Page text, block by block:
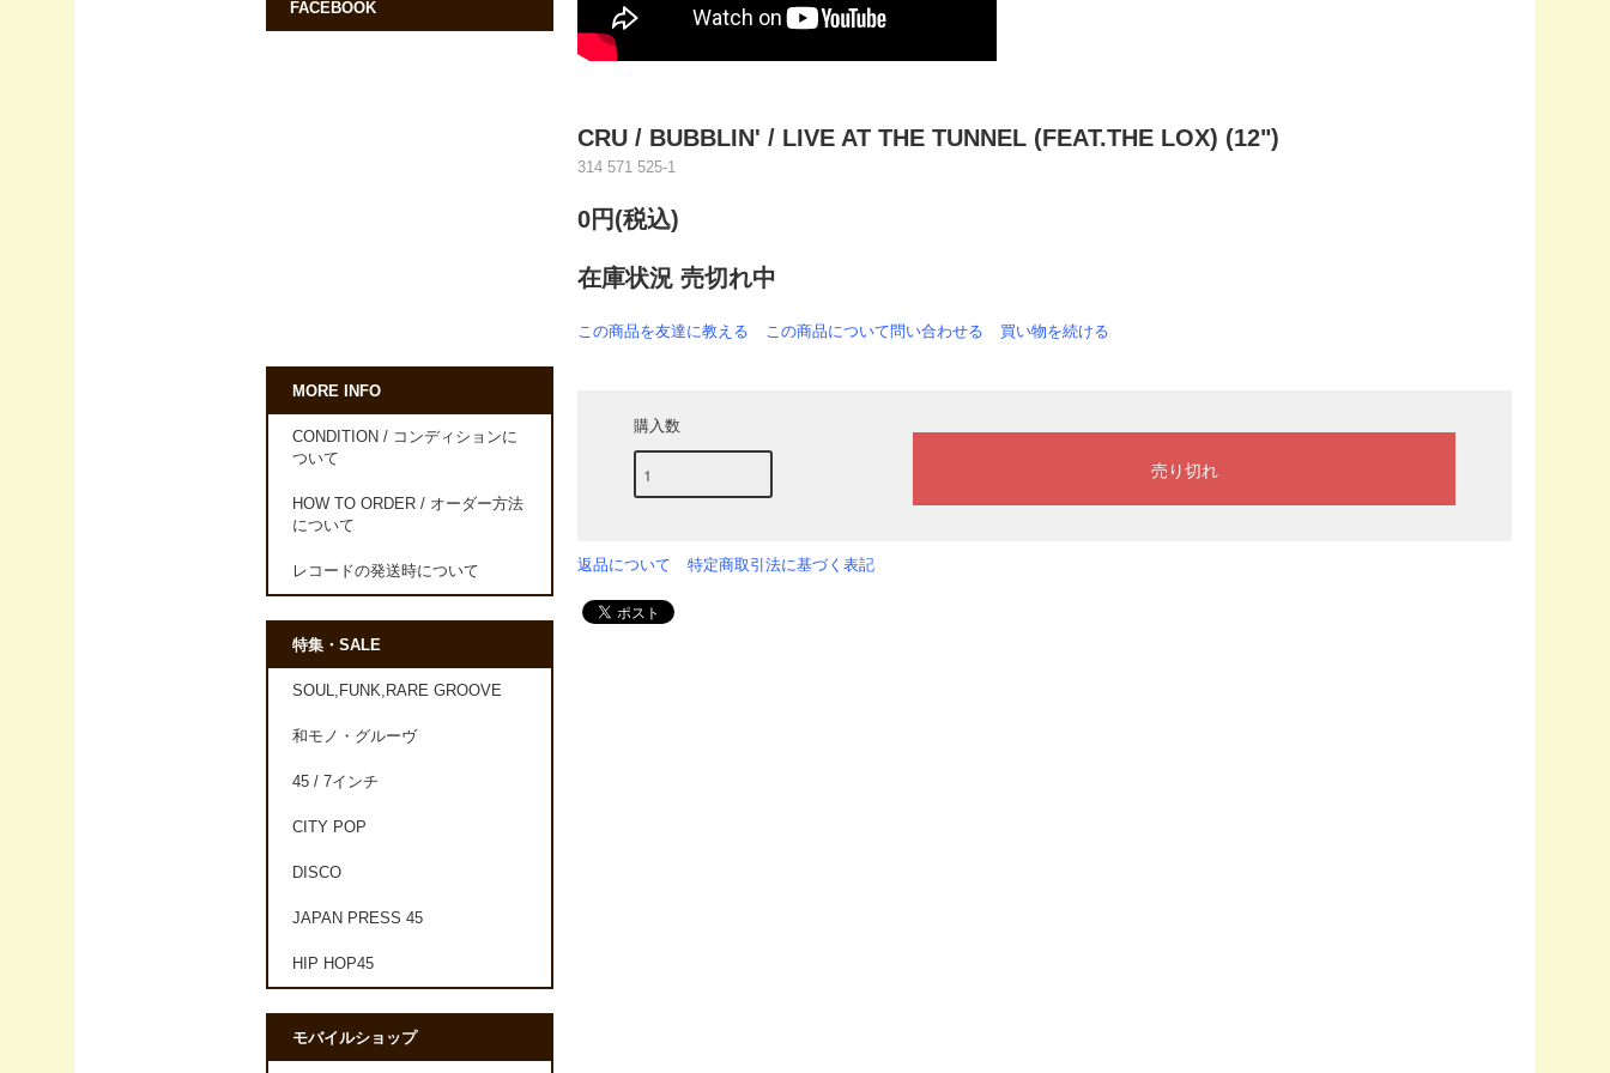
CRU / BUBBLIN' / LIVE AT THE TUNNEL (FEAT.THE LOX) (12")
314 571 525-1
0円(税込)
在庫状況 売切れ中
この商品を友達に教える この商品について問い合わせる 買い物を続ける
購入数
返品について 特定商取引法に基づく表記
FACEBOOK
MORE INFO
CONDITION / コンディションに
ついて
HOW TO ORDER / オーダー方法
について
レコードの発送時について
特集・SALE
SOUL,FUNK,RARE GROOVE
和モノ・グルーヴ
45 / 7インチ
CITY POP
DISCO
JAPAN PRESS 45
HIP HOP45
モバイルショップ